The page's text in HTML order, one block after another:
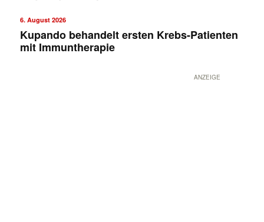
6. August 2026
Kupando behandelt ersten Krebs-Patienten
mit Immuntherapie
ANZEIGE